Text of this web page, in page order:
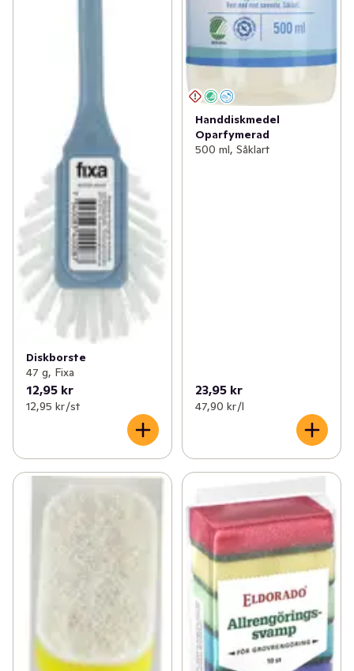
Diskborste
47 g, Fixa
12,95 kr
12,95 kr /st
Handdiskmedel
Oparfymerad
500 ml, Såklart
23,95 kr
47,90 kr /l